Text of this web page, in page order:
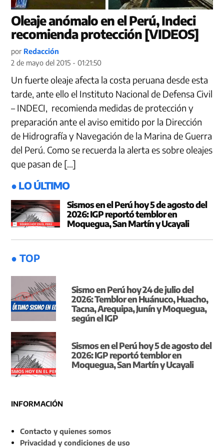
Oleaje anómalo en el Perú, Indeci
recomienda protección [VIDEOS]
por Redacción
2 de mayo del 2015 - 01:21:50
Un fuerte oleaje afecta la costa peruana desde esta
tarde, ante ello el Instituto Nacional de Defensa Civil
– INDECI, recomienda medidas de protección y
preparación ante el aviso emitido por la Dirección
de Hidrografía y Navegación de la Marina de Guerra
del Perú. Como se recuerda la alerta es sobre oleajes
que pasan de […]
● LO ÚLTIMO
Sismos en el Perú hoy 5 de agosto del
2026: IGP reportó temblor en
Moquegua, San Martín y Ucayali
● TOP
Sismo en Perú hoy 24 de julio del
2026: Temblor en Huánuco, Huacho,
Tacna, Arequipa, Junín y Moquegua,
según el IGP
Sismos en el Perú hoy 5 de agosto del
2026: IGP reportó temblor en
Moquegua, San Martín y Ucayali
INFORMACIÓN
Contacto y quienes somos
Privacidad y condiciones de uso